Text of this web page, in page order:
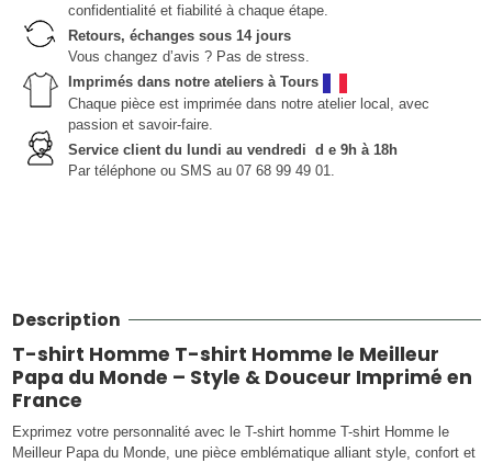
confidentialité et fiabilité à chaque étape.
Retours, échanges sous 14 jours
Vous changez d’avis ? Pas de stress.
Imprimés dans notre ateliers à Tours
Chaque pièce est imprimée dans notre atelier local, avec
passion et savoir-faire.
Service client du lundi au vendredi d e 9h à 18h
Par téléphone ou SMS au 07 68 99 49 01.
Description
T-shirt Homme T-shirt Homme le Meilleur
Papa du Monde – Style & Douceur Imprimé en
France
Exprimez votre personnalité avec le T-shirt homme T-shirt Homme le
Meilleur Papa du Monde, une pièce emblématique alliant style, confort et